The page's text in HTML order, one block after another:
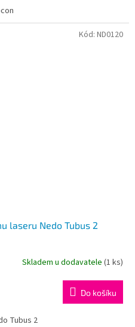
laseru Nedo Tubus 2
Skladem u dodavatele (1 ks)
Do košíku
Tubus 2
Kód: ND0120